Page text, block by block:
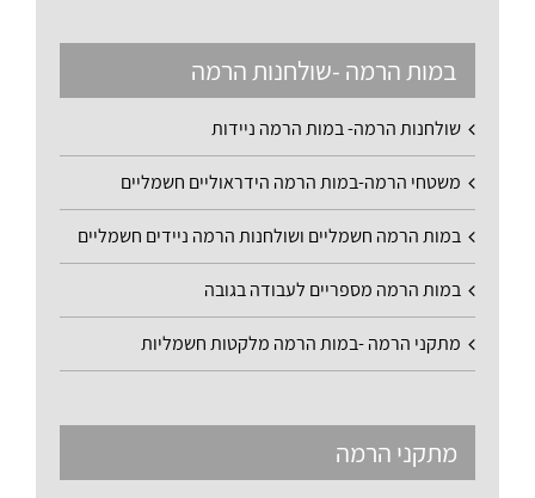
במות הרמה -שולחנות הרמה
שולחנות הרמה- במות הרמה ניידות
משטחי הרמה-במות הרמה הידראוליים חשמליים
במות הרמה חשמליים ושולחנות הרמה ניידים חשמליים
במות הרמה מספריים לעבודה בגובה
מתקני הרמה -במות הרמה מלקטות חשמליות
מתקני הרמה